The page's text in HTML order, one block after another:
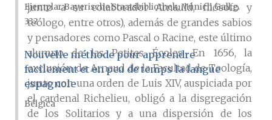
junto a su colaborador Arnauld, filósofo y
teólogo, entre otros), además de grandes sabios
y pensadores como Pascal o Racine, este último
alumno de las Petites Écoles. En 1656, la
exclusión de Arnaud de la Facultad de Teología,
junto con una orden de Luis XIV, auspiciada por
el cardenal Richelieu, obligó a la disgregación
de los Solitarios y a una dispersión de los
EjemplarBayerische Staatsbibliothek, Múnich,Gall.g.
332
Nouvelle méthode pour apprendre
facilement et en peu de temps la langue
espagnole
Bélgica